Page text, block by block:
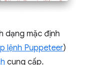
dạng mặc định
lệnh Puppeteer)
cung cấp.